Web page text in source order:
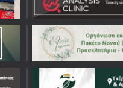
2026
για την Δόξα